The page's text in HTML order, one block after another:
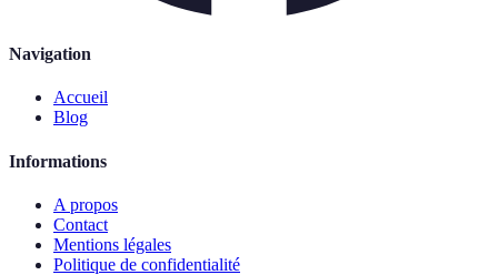
Navigation
Accueil
Blog
Informations
A propos
Contact
Mentions légales
Politique de confidentialité